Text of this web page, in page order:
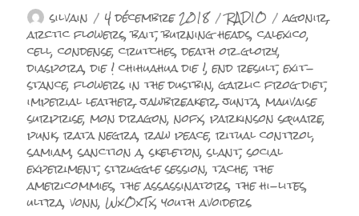
Auteur
silvain Publié
le
4 décembre 2018 Catégories
RADIO Étiquettes
agonir,
arctic flowers,bait,burning heads,calexico,
cell,condense,crutches,death or glory,
diaspora,die ! chihuahua die !,end result,exit-
stance,flowers in the dustbin,garlic frog diet,
imperial leather,jawbreaker,junta,mauvaise
surprise,mon dragon,nofx,parkinson square,
punk,rata negra,raw peace,ritual control,
samiam,sanction a,skeleton,slant,social
experiment,struggle session,tache,the
americommies,the assassinators,the hi-lites,
ultra,vonn,WxOxTx,youth avoiders